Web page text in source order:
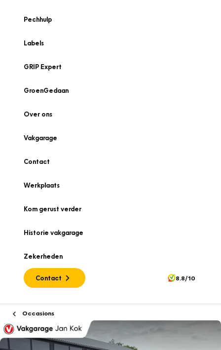
Pechhulp
Labels
GRIP Expert
GroenGedaan
Over ons
Vakgarage
Contact
Werkplaats
Kom gerust verder
Historie vakgarage
Zekerheden
Contact 8.8/10
Occasions